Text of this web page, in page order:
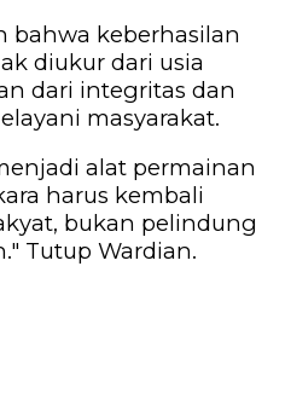
bahwa keberhasilan
diukur dari usia
dari integritas dan
masyarakat.
alat permainan
harus kembali
bukan pelindung
Tutup Wardian.